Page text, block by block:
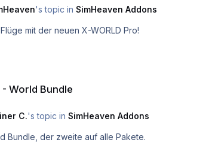
's topic in SimHeaven Addons
mit der neuen X-WORLD Pro!
World Bundle
C.'s topic in SimHeaven Addons
Bundle, der zweite auf alle Pakete.